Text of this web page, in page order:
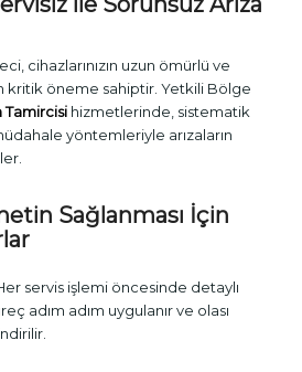
cihazlarınızın uzun ömürlü ve
kritik öneme sahiptir. Yetkili Bölge
Tamircisihizmetlerinde, sistematik
yöntemleriyle arızaların
Sağlanması İçin
servis işlemi öncesinde detaylı
adım adım uygulanır ve olası